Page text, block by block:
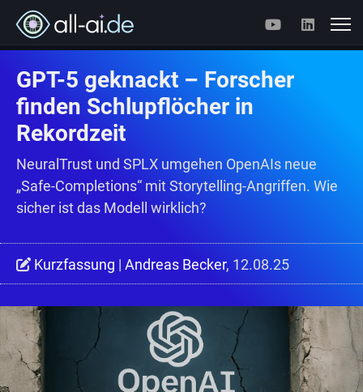
GPT-5 geknackt – Forscher
finden Schlupflöcher in
Rekordzeit
NeuralTrust und SPLX umgehen OpenAIs neue
„Safe-Completions“ mit Storytelling-Angriffen. Wie
sicher ist das Modell wirklich?
Kurzfassung | Andreas Becker, 12.08.25